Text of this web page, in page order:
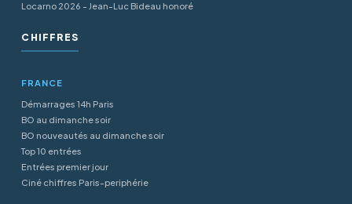
Locarno 2026 - Jean-Luc Bideau honoré
CHIFFRES
FRANCE
Démarrages 14h Paris
BO au dimanche soir
BO nouveautés au dimanche soir
Top 10 entrées
Entrées premier jour
Ciné chiffres Paris-periphérie